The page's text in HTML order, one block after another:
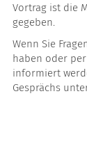
Vortrag ist die
gegeben.
Wenn Sie
haben oder
informiert
Gesprächs